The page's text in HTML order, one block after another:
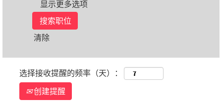
显示更多选项
清除
选择接收提醒的频率（天）：
创建提醒